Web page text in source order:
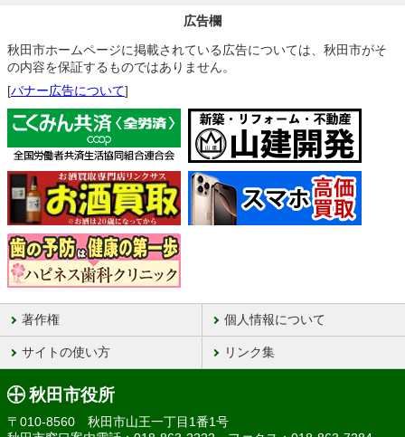
広告欄
秋田市ホームページに掲載されている広告については、秋田市がそ
の内容を保証するものではありません。
[バナー広告について]
著作権 個人情報について
サイトの使い方 リンク集
秋田市役所
〒010-8560 秋田市山王一丁目1番1号